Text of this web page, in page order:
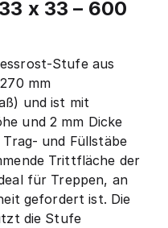
x 33 – 600
Stufe aus
mm
und ist mit
und 2 mm Dicke
und Füllstäbe
Trittfläche der
für Treppen, an
gefordert ist. Die
die Stufe